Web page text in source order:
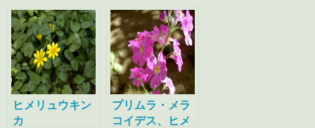
ヒメリュウキン
カ
プリムラ・メラ
コイデス、ヒメ